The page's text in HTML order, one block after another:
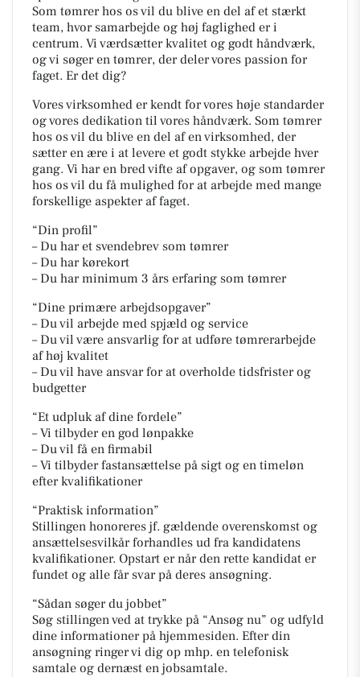
Som tømrer hos os vil du blive en del af et stærkt
team, hvor samarbejde og høj faglighed er i
centrum. Vi værdsætter kvalitet og godt håndværk,
og vi søger en tømrer, der deler vores passion for
faget. Er det dig?
Vores virksomhed er kendt for vores høje standarder
og vores dedikation til vores håndværk. Som tømrer
hos os vil du blive en del af en virksomhed, der
sætter en ære i at levere et godt stykke arbejde hver
gang. Vi har en bred vifte af opgaver, og som tømrer
hos os vil du få mulighed for at arbejde med mange
forskellige aspekter af faget.
“Din profil”
– Du har et svendebrev som tømrer
– Du har kørekort
– Du har minimum 3 års erfaring som tømrer
“Dine primære arbejdsopgaver”
– Du vil arbejde med spjæld og service
– Du vil være ansvarlig for at udføre tømrerarbejde
af høj kvalitet
– Du vil have ansvar for at overholde tidsfrister og
budgetter
“Et udpluk af dine fordele”
– Vi tilbyder en god lønpakke
– Du vil få en firmabil
– Vi tilbyder fastansættelse på sigt og en timeløn
efter kvalifikationer
“Praktisk information”
Stillingen honoreres jf. gældende overenskomst og
ansættelsesvilkår forhandles ud fra kandidatens
kvalifikationer. Opstart er når den rette kandidat er
fundet og alle får svar på deres ansøgning.
“Sådan søger du jobbet”
Søg stillingen ved at trykke på “Ansøg nu” og udfyld
dine informationer på hjemmesiden. Efter din
ansøgning ringer vi dig op mhp. en telefonisk
samtale og dernæst en jobsamtale.